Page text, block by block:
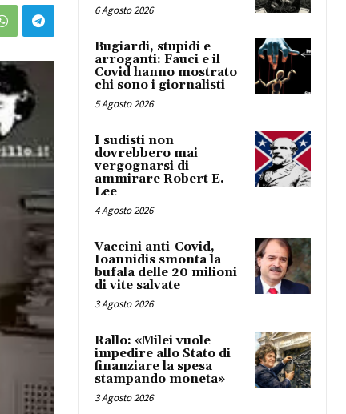
6 Agosto 2026
Bugiardi, stupidi e
arroganti: Fauci e il
Covid hanno mostrato
chi sono i giornalisti
5 Agosto 2026
I sudisti non
dovrebbero mai
vergognarsi di
ammirare Robert E.
Lee
4 Agosto 2026
Vaccini anti-Covid,
Ioannidis smonta la
bufala delle 20 milioni
di vite salvate
3 Agosto 2026
Rallo: «Milei vuole
impedire allo Stato di
finanziare la spesa
stampando moneta»
3 Agosto 2026